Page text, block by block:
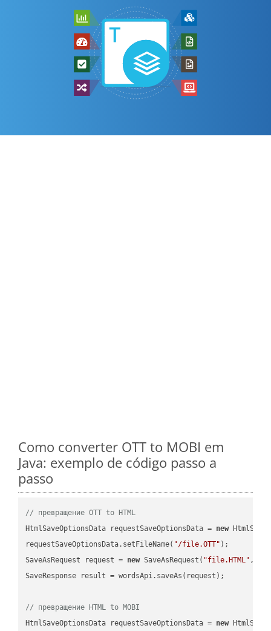
Como converter OTT to MOBI em
Java: exemplo de código passo a
passo
// превращение OTT to HTML
HtmlSaveOptionsData requestSaveOptionsData = new
requestSaveOptionsData.setFileName( "/file.OTT" );
SaveAsRequest request = new SaveAsRequest( "file.HTML"
SaveResponse result = wordsApi.saveAs(request);
// превращение HTML to MOBI
HtmlSaveOptionsData requestSaveOptionsData = new